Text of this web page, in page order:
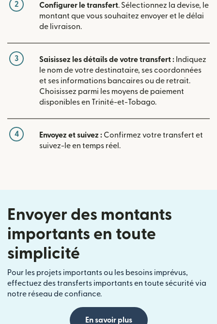
2 Configurer le transfert. Sélectionnez la devise, le
montant que vous souhaitez envoyer et le délai
de livraison.
3 Saisissez les détails de votre transfert : Indiquez
le nom de votre destinataire, ses coordonnées
et ses informations bancaires ou de retrait.
Choisissez parmi les moyens de paiement
disponibles en Trinité-et-Tobago.
4 Envoyez et suivez : Confirmez votre transfert et
suivez-le en temps réel.
Envoyer des montants
importants en toute
simplicité
Pour les projets importants ou les besoins imprévus,
effectuez des transferts importants en toute sécurité via
notre réseau de confiance.
En savoir plus